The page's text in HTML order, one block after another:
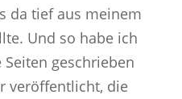
da tief aus meinem
Und so habe ich
geschrieben
veröffentlicht, die